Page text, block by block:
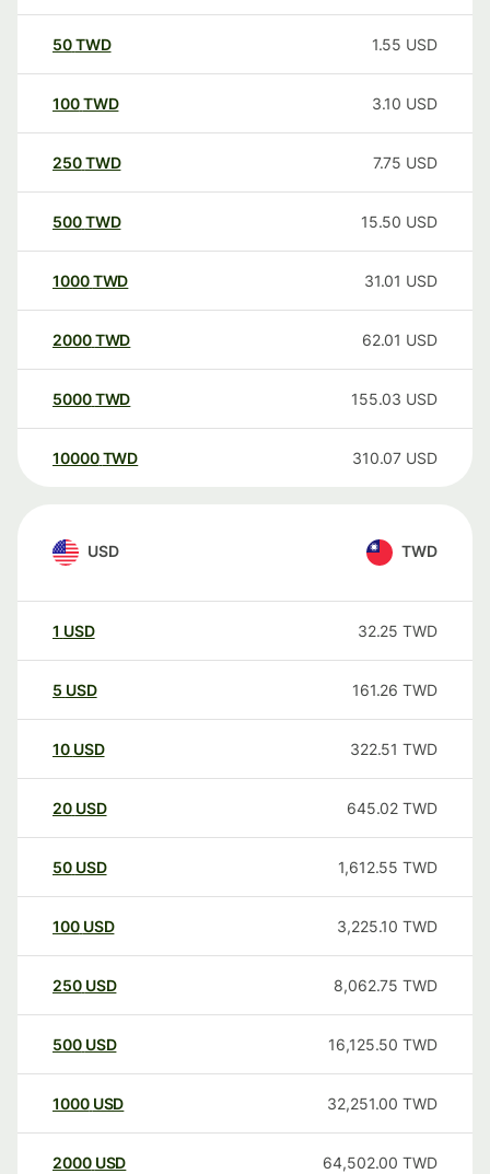
50TWD 1.55 USD
100TWD 3.10 USD
250TWD 7.75 USD
500TWD 15.50 USD
1000TWD 31.01 USD
2000TWD 62.01 USD
5000TWD 155.03 USD
10000 TWD 310.07 USD
USD TWD
1 USD 32.25 TWD
5 USD 161.26 TWD
10 USD 322.51 TWD
20 USD 645.02 TWD
50 USD 1,612.55 TWD
100 USD 3,225.10 TWD
250 USD 8,062.75 TWD
500 USD 16,125.50 TWD
1000 USD 32,251.00 TWD
2000 USD 64,502.00 TWD